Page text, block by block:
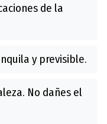
de la
y previsible.
No dañes el